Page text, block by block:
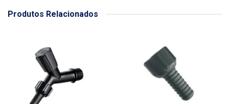
Produtos Relacionados